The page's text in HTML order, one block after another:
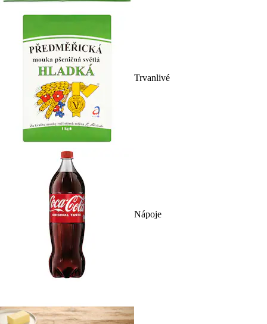
Trvanlivé
Nápoje